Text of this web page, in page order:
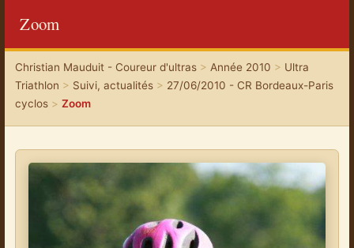
Zoom
Christian Mauduit - Coureur d'ultras> Année 2010 > Ultra
Triathlon > Suivi, actualités> 27/06/2010 - CR Bordeaux-Paris
cyclos> Zoom